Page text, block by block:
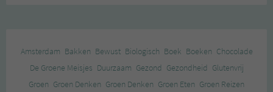
Amsterdam Bakken Bewust Biologisch Boek Boeken Chocolade
De Groene Meisjes Duurzaam Gezond Gezondheid Glutenvrij
Groen Groen Denken Groen Denken Groen Eten Groen Reizen